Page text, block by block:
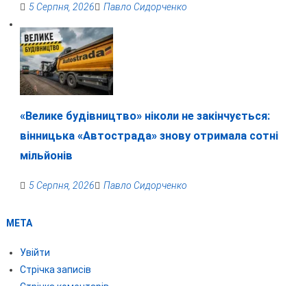
5 Серпня, 2026 Павло Сидорченко
«Велике будівництво» ніколи не закінчується:
вінницька «Автострада» знову отримала сотні
мільйонів
5 Серпня, 2026 Павло Сидорченко
МЕТА
Увійти
Стрічка записів